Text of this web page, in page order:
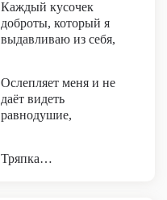
Каждый кусочек
доброты, который я
выдавливаю из себя,
Ослепляет меня и не
даёт видеть
равнодушие,
Тряпка…